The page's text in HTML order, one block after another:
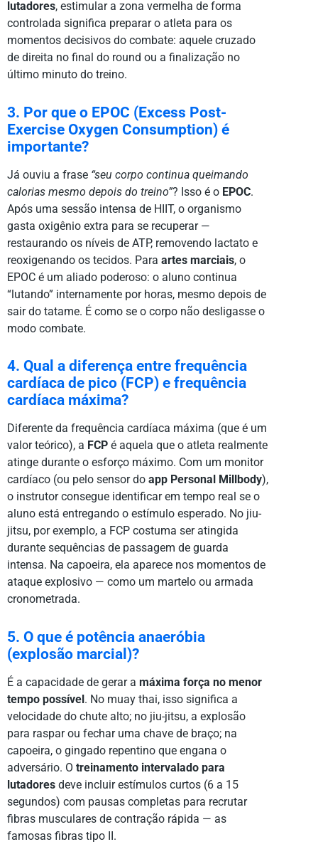
lutadores, estimular a zona vermelha de forma
controlada significa preparar o atleta para os
momentos decisivos do combate: aquele cruzado
de direita no final do round ou a finalização no
último minuto do treino.
3. Por que o EPOC (Excess Post-
Exercise Oxygen Consumption) é
importante?
Já ouviu a frase “seu corpo continua queimando
calorias mesmo depois do treino”? Isso é o EPOC.
Após uma sessão intensa de HIIT, o organismo
gasta oxigênio extra para se recuperar —
restaurando os níveis de ATP, removendo lactato e
reoxigenando os tecidos. Para artes marciais, o
EPOC é um aliado poderoso: o aluno continua
“lutando” internamente por horas, mesmo depois de
sair do tatame. É como se o corpo não desligasse o
modo combate.
4. Qual a diferença entre frequência
cardíaca de pico (FCP) e frequência
cardíaca máxima?
Diferente da frequência cardíaca máxima (que é um
valor teórico), a FCP é aquela que o atleta realmente
atinge durante o esforço máximo. Com um monitor
cardíaco (ou pelo sensor do app Personal Millbody),
o instrutor consegue identificar em tempo real se o
aluno está entregando o estímulo esperado. No jiu-
jitsu, por exemplo, a FCP costuma ser atingida
durante sequências de passagem de guarda
intensa. Na capoeira, ela aparece nos momentos de
ataque explosivo — como um martelo ou armada
cronometrada.
5. O que é potência anaeróbia
(explosão marcial)?
É a capacidade de gerar a máxima força no menor
tempo possível. No muay thai, isso significa a
velocidade do chute alto; no jiu-jitsu, a explosão
para raspar ou fechar uma chave de braço; na
capoeira, o gingado repentino que engana o
adversário. O treinamento intervalado para
lutadores deve incluir estímulos curtos (6 a 15
segundos) com pausas completas para recrutar
fibras musculares de contração rápida — as
famosas fibras tipo II.